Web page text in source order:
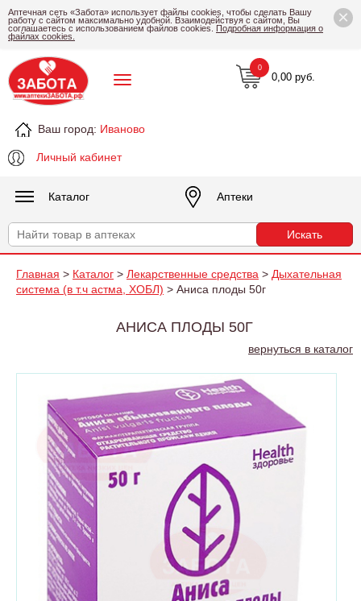
×
Аптечная сеть «Забота» использует файлы cookies, чтобы сделать Вашу
работу с сайтом максимально удобной. Взаимодействуя с сайтом, Вы
соглашаетесь с использованием файлов cookies. Подробная информация о
файлах cookies.
Ваш город: Иваново
Личный кабинет
0,00 руб.
0
Каталог Аптеки
Главная > Каталог > Лекарственные средства > Дыхательная
система (в т.ч астма, ХОБЛ) > Аниса плоды 50г
АНИСА ПЛОДЫ 50Г
вернуться в каталог